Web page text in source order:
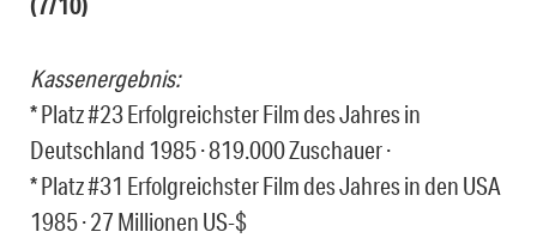
Kassenergebnis:
* Platz #23 Erfolgreichster Film des Jahres in
Deutschland 1985 · 819.000 Zuschauer ·
* Platz #31 Erfolgreichster Film des Jahres in den USA
1985 · 27 Millionen US-$